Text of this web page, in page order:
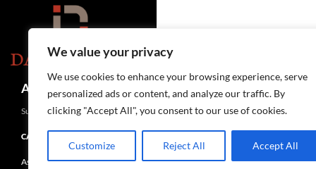
We value your privacy
We use cookies to enhance your browsing experience, serve
personalized ads or content, and analyze our traffic. By
clicking "Accept All", you consent to our use of cookies.
Customize Reject All Accept All
Assurances-sociales.info
Recherche
ASSURANCE-
Suisse
CATÉGORIES
Assurance-accidents LAA